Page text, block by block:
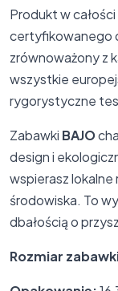
Produkt w całości
certyfikowanego
zrównoważony z
wszystkie
rygorystyczne
Zabawki BAJO
design i
wspierasz lokalne
środowiska. To
dbałością o
Rozmiar